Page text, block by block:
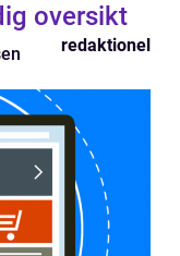
oversikt
redaktionel